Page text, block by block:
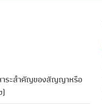
าระสำคัญของสัญญาหรือ